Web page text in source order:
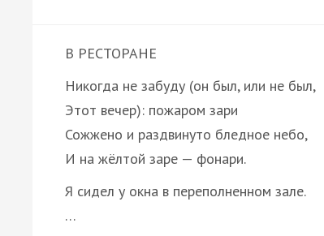
В РЕСТОРАНЕ
Никогда не забуду (он был, или не был,
Этот вечер): пожаром зари
Сожжено и раздвинуто бледное небо,
И на жёлтой заре — фонари.
Я сидел у окна в переполненном зале.
…